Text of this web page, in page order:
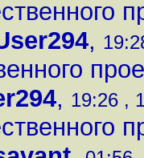
,
, 19:26 ,